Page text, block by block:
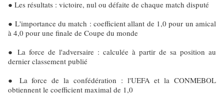
● Les résultats : victoire, nul ou défaite de chaque match disputé
● L'importance du match : coefficient allant de 1,0 pour un amical
à 4,0 pour une finale de Coupe du monde
● La force de l'adversaire : calculée à partir de sa position au
dernier classement publié
● La force de la confédération : l'UEFA et la CONMEBOL
obtiennent le coefficient maximal de 1,0